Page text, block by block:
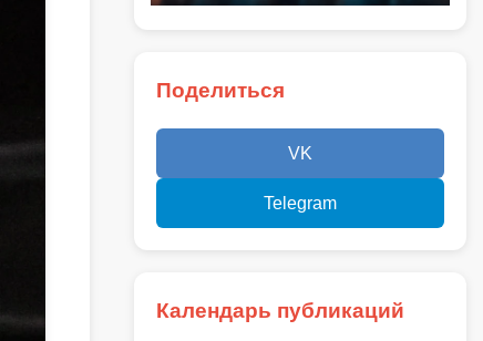
Поделиться
VK
Telegram
Календарь публикаций